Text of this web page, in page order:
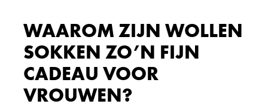
WAAROM ZIJN WOLLEN
SOKKEN ZO’N FIJN
CADEAU VOOR
VROUWEN?